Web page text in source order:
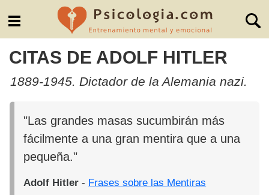
CITAS DE ADOLF HITLER
1889-1945. Dictador de la Alemania nazi.
"Las grandes masas sucumbirán más
fácilmente a una gran mentira que a una
pequeña."
Adolf Hitler - Frases sobre las Mentiras